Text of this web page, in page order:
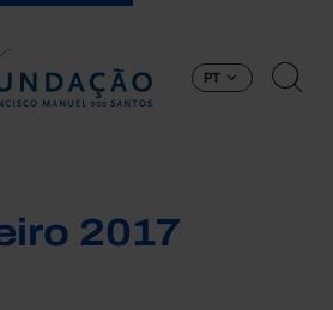
PT
2017